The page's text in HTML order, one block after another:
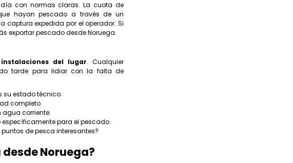
con normas claras. La cuota de
hayan pescado a través de un
expedida por el operador. Si
exportar pescado desde Noruega.
del lugar. Cualquier
tarde para lidiar con la falta de
su estado técnico.
completo.
corriente.
para el pescado.
de pesca interesantes?
Noruega?